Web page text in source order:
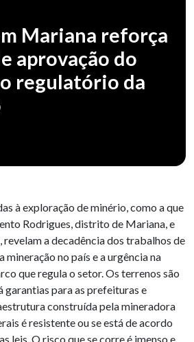
Mariana reforça
aprovação do
regulatório da
à exploração de minério, como a que
Rodrigues, distrito de Mariana, e
a decadência dos trabalhos de
mineração no país e a urgência na
que regula o setor. Os terrenos são
garantias para as prefeituras e
construída pela mineradora
é resistente ou se está de acordo
leis. O risco que se corre é imenso e